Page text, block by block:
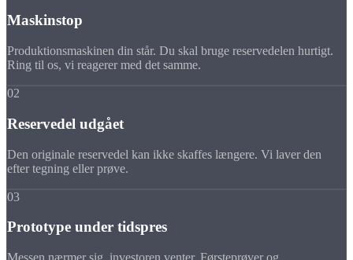
Maskinstop
Produktionsmaskinen din står. Du skal bruge reservedelen hurtigt.
Ring til os, vi reagerer med det samme.
02
Reservedel udgået
Den originale reservedel kan ikke skaffes længere. Vi laver den
efter tegning eller prøve.
03
Prototype under tidspres
Messen nærmer sig, investoren venter. Førsteprøver og